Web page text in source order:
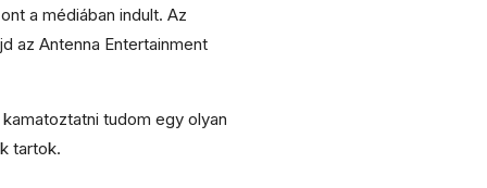
a médiában indult. Az
az Antenna Entertainment
tudom egy olyan
tartok.